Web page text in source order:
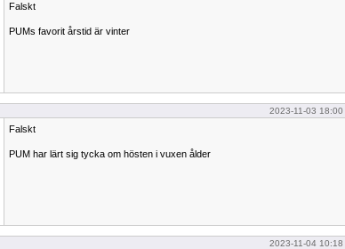
Falskt
PUMs favorit årstid är vinter
2023-11-03 18:00
Falskt
PUM har lärt sig tycka om hösten i vuxen ålder
2023-11-04 10:18